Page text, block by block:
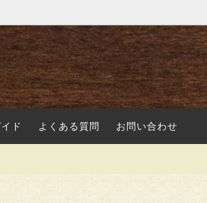
ド よくある質問 お問い合わせ